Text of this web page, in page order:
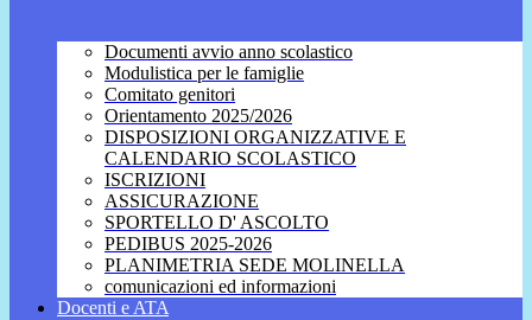
Documenti avvio anno scolastico
Modulistica per le famiglie
Comitato genitori
Orientamento 2025/2026
DISPOSIZIONI ORGANIZZATIVE E
CALENDARIO SCOLASTICO
ISCRIZIONI
ASSICURAZIONE
SPORTELLO D' ASCOLTO
PEDIBUS 2025-2026
PLANIMETRIA SEDE MOLINELLA
comunicazioni ed informazioni
Docenti e ATA